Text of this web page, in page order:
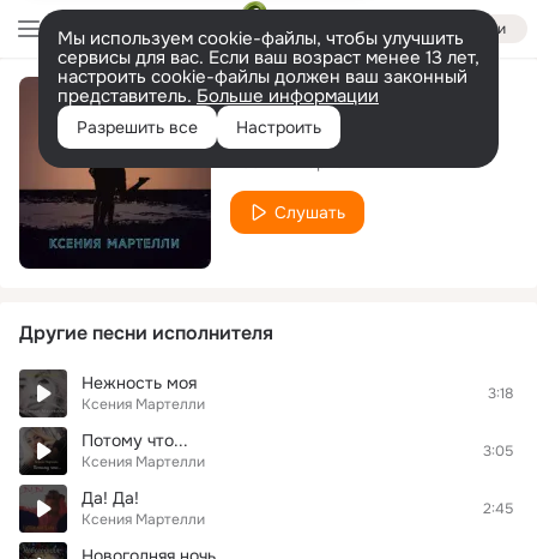
Войти
Мы используем cookie-файлы, чтобы улучшить
сервисы для вас. Если ваш возраст менее 13 лет,
настроить cookie-файлы должен ваш законный
представитель. Больше информации
Разрешить все Настроить
Моя новая любовь
Слушать
Другие песни исполнителя
Нежность моя
Ксения Мартелли
3:18
Потому что...
Ксения Мартелли
3:05
Да! Да!
Ксения Мартелли
2:45